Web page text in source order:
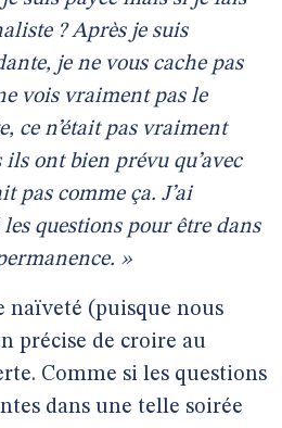
? Après je suis
je ne vous cache pas
vois vraiment pas le
ce n’était pas vraiment
ont bien prévu qu’avec
pas comme ça. J’ai
questions pour être dans
»
naïveté (puisque nous
précise de croire au
Comme si les questions
dans une telle soirée